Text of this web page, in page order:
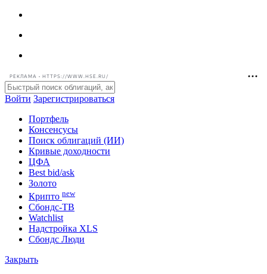
РЕКЛАМА • HTTPS://WWW.HSE.RU/
Войти Зарегистрироваться
Портфель
Консенсусы
Поиск облигаций (ИИ)
Кривые доходности
ЦФА
Best bid/ask
Золото
Крипто new
Сбондс-ТВ
Watchlist
Надстройка XLS
Сбондс Люди
Закрыть